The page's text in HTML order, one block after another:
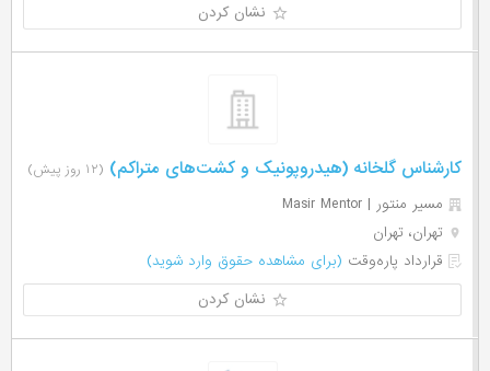
نشان کردن
کارشناس گلخانه (هیدروپونیک و کشت‌های متراکم) (۱۲ روز پیش)
مسیر منتور | Masir Mentor
تهران، تهران
قرارداد پاره‌وقت (برای مشاهده حقوق وارد شوید)
نشان کردن